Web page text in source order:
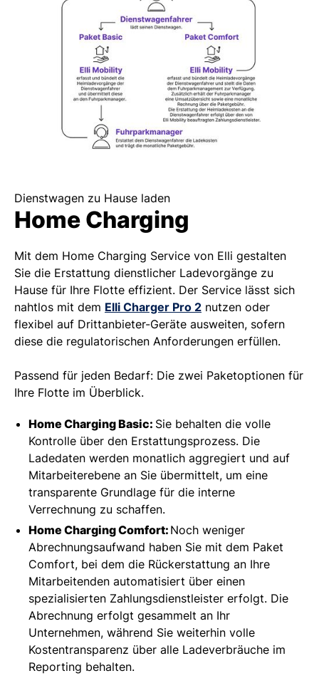
Dienstwagen zu Hause laden
Home Charging
Mit dem Home Charging Service von Elli gestalten
Sie die Erstattung dienstlicher Ladevorgänge zu
Hause für Ihre Flotte effizient. Der Service lässt sich
nahtlos mit dem Elli Charger Pro 2 nutzen oder
flexibel auf Drittanbieter-Geräte ausweiten, sofern
diese die regulatorischen Anforderungen erfüllen.
Passend für jeden Bedarf: Die zwei Paketoptionen für
Ihre Flotte im Überblick.
Home Charging Basic: Sie behalten die volle
Kontrolle über den Erstattungsprozess. Die
Ladedaten werden monatlich aggregiert und auf
Mitarbeiterebene an Sie übermittelt, um eine
transparente Grundlage für die interne
Verrechnung zu schaffen.
Home Charging Comfort: Noch weniger
Abrechnungsaufwand haben Sie mit dem Paket
Comfort, bei dem die Rückerstattung an Ihre
Mitarbeitenden automatisiert über einen
spezialisierten Zahlungsdienstleister erfolgt. Die
Abrechnung erfolgt gesammelt an Ihr
Unternehmen, während Sie weiterhin volle
Kostentransparenz über alle Ladeverbräuche im
Reporting behalten.